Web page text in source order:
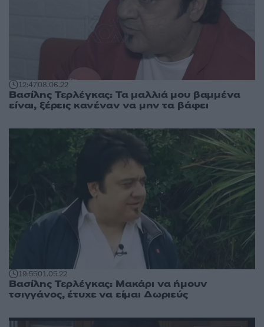
12:4708.06.22
Βασίλης Τερλέγκας: Τα μαλλιά μου βαμμένα
είναι, ξέρεις κανέναν να μην τα βάφει
19:5501.05.22
Βασίλης Τερλέγκας: Μακάρι να ήμουν
τσιγγάνος, έτυχε να είμαι Δωριεύς